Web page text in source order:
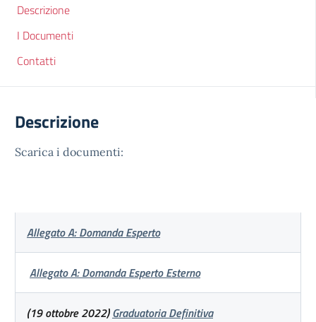
Descrizione
I Documenti
Contatti
Descrizione
Scarica i documenti:
Allegato A: Domanda Esperto
Allegato A: Domanda Esperto Esterno
(19 ottobre 2022)Graduatoria Definitiva